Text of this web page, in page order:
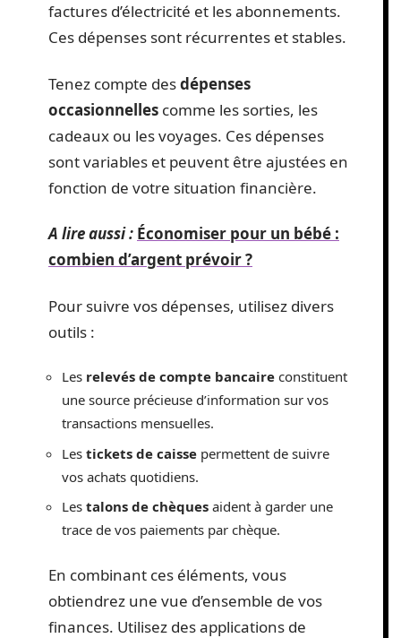
factures d’électricité et les abonnements.
Ces dépenses sont récurrentes et stables.
Tenez compte desdépenses
occasionnelles comme les sorties, les
cadeaux ou les voyages. Ces dépenses
sont variables et peuvent être ajustées en
fonction de votre situation financière.
A lire aussi : Économiser pour un bébé :
combien d’argent prévoir ?
Pour suivre vos dépenses, utilisez divers
outils :
Les relevés de compte bancaire constituent
une source précieuse d’information sur vos
transactions mensuelles.
Les tickets de caisse permettent de suivre
vos achats quotidiens.
Les talons de chèques aident à garder une
trace de vos paiements par chèque.
En combinant ces éléments, vous
obtiendrez une vue d’ensemble de vos
finances. Utilisez des applications de